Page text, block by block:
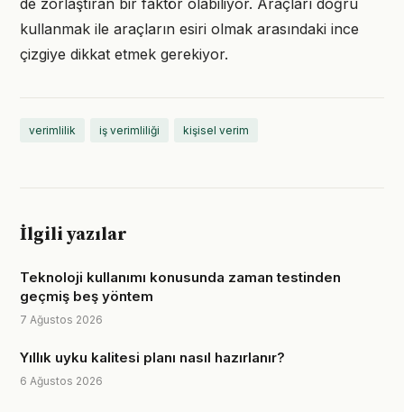
de zorlaştıran bir faktör olabiliyor. Araçları doğru
kullanmak ile araçların esiri olmak arasındaki ince
çizgiye dikkat etmek gerekiyor.
verimlilik iş verimliliği kişisel verim
İlgili yazılar
Teknoloji kullanımı konusunda zaman testinden
geçmiş beş yöntem
7 Ağustos 2026
Yıllık uyku kalitesi planı nasıl hazırlanır?
6 Ağustos 2026